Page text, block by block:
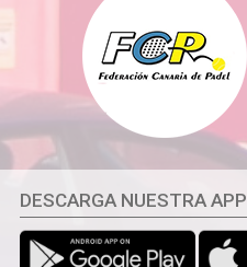
DESCARGA NUESTRA APP